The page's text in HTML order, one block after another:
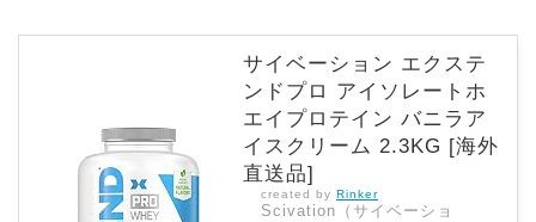
サイベーション エクステ
ンドプロ アイソレートホ
エイプロテイン バニラア
イスクリーム 2.3KG [海外
直送品]
created by Rinker
Scivation（サイベーショ